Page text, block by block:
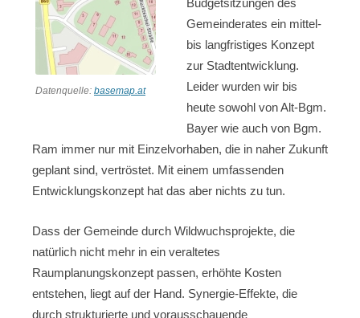
Datenquelle: basemap.at
Budgetsitzungen des
Gemeinderates ein mittel-
bis langfristiges Konzept
zur Stadtentwicklung.
Leider wurden wir bis
heute sowohl von Alt-Bgm.
Bayer wie auch von Bgm.
Ram immer nur mit Einzelvorhaben, die in naher Zukunft
geplant sind, vertröstet. Mit einem umfassenden
Entwicklungskonzept hat das aber nichts zu tun.
Dass der Gemeinde durch Wildwuchsprojekte, die
natürlich nicht mehr in ein veraltetes
Raumplanungskonzept passen, erhöhte Kosten
entstehen, liegt auf der Hand. Synergie-Effekte, die
durch strukturierte und vorausschauende